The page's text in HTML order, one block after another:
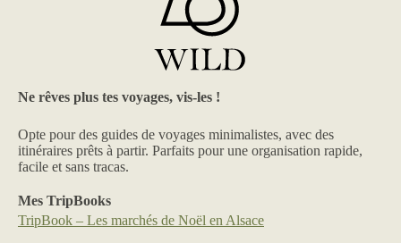
Ne rêves plus tes voyages, vis-les !
Opte pour des guides de voyages minimalistes, avec des
itinéraires prêts à partir. Parfaits pour une organisation rapide,
facile et sans tracas.
Mes TripBooks
TripBook – Les marchés de Noël en Alsace